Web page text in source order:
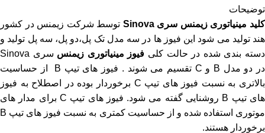
توضیحات
کلید مینیاتوری زیمنس سری Sinova
توسط شرکت زیمنس در کشور
هند تولید می شود این فیوز ها در سه مدل تک پل،دو پل، سه پل تولید و
دسته بندی شده در حالت کلی فیوز مینیاتوری زیمنس
سری Sinova
در دو مدل B و C تقسیم می شوند . فیوز های تیپ B از حساسیت
بالاتری به نسبت فیوز های تیپ C برخوردار بوده در اصطلاح به فیوز
های تیپ B روشنایی گفته می شود. فیوز های تیپ C برای مدار های
موتوری استفاده شده و از حساسیت کمتری به نسبت فیوز های تیپ B
برخوردار هستند.